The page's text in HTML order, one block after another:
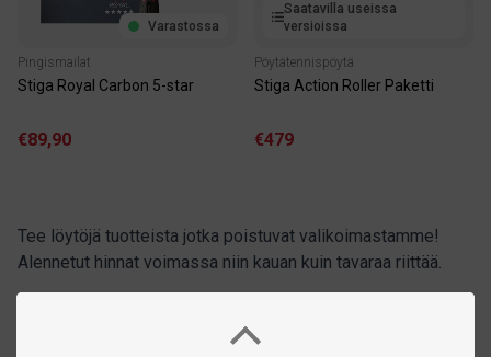
Varastossa
Pingismailat
Stiga Royal Carbon 5-star
€89,90
Saatavilla useissa
versioissa
Pöytätennispöytä
Stiga Action Roller Paketti
€479
Tee löytöjä tuotteista jotka poistuvat valikoimastamme!
Alennetut hinnat voimassa niin kauan kuin tavaraa riittää.